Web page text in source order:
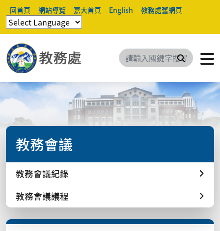
回首頁 網站導覽 嘉大首頁 English 教務處舊網頁
搜尋
教務會議
教務會議紀錄
教務會議議程